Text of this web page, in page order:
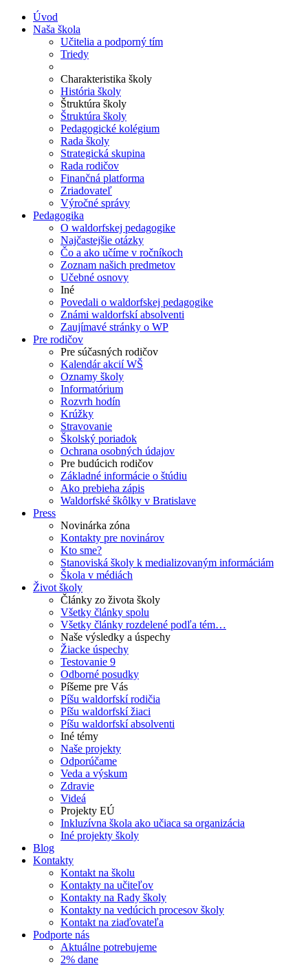
Úvod
Naša škola
Učitelia a podporný tím
Triedy
Charakteristika školy
História školy
Štruktúra školy
Štruktúra školy
Pedagogické kolégium
Rada školy
Strategická skupina
Rada rodičov
Finančná platforma
Zriadovateľ
Výročné správy
Pedagogika
O waldorfskej pedagogike
Najčastejšie otázky
Čo a ako učíme v ročníkoch
Zoznam našich predmetov
Učebné osnovy
Iné
Povedali o waldorfskej pedagogike
Známi waldorfskí absolventi
Zaujímavé stránky o WP
Pre rodičov
Pre súčasných rodičov
Kalendár akcií WŠ
Oznamy školy
Informatórium
Rozvrh hodín
Krúžky
Stravovanie
Školský poriadok
Ochrana osobných údajov
Pre budúcich rodičov
Základné informácie o štúdiu
Ako prebieha zápis
Waldorfské škôlky v Bratislave
Press
Novinárka zóna
Kontakty pre novinárov
Kto sme?
Stanoviská školy k medializovaným informáciám
Škola v médiách
Život školy
Články zo života školy
Všetky články spolu
Všetky články rozdelené podľa tém…
Naše výsledky a úspechy
Žiacke úspechy
Testovanie 9
Odborné posudky
Píšeme pre Vás
Píšu waldorfskí rodičia
Píšu waldorfskí žiaci
Píšu waldorfskí absolventi
Iné témy
Naše projekty
Odporúčame
Veda a výskum
Zdravie
Videá
Projekty EÚ
Inkluzívna škola ako učiaca sa organizácia
Iné projekty školy
Blog
Kontakty
Kontakt na školu
Kontakty na učiteľov
Kontakty na Rady školy
Kontakty na vedúcich procesov školy
Kontakt na ziaďovateľa
Podporte nás
Aktuálne potrebujeme
2% dane